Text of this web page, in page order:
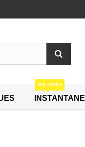
INSTANTANE
POLAROID